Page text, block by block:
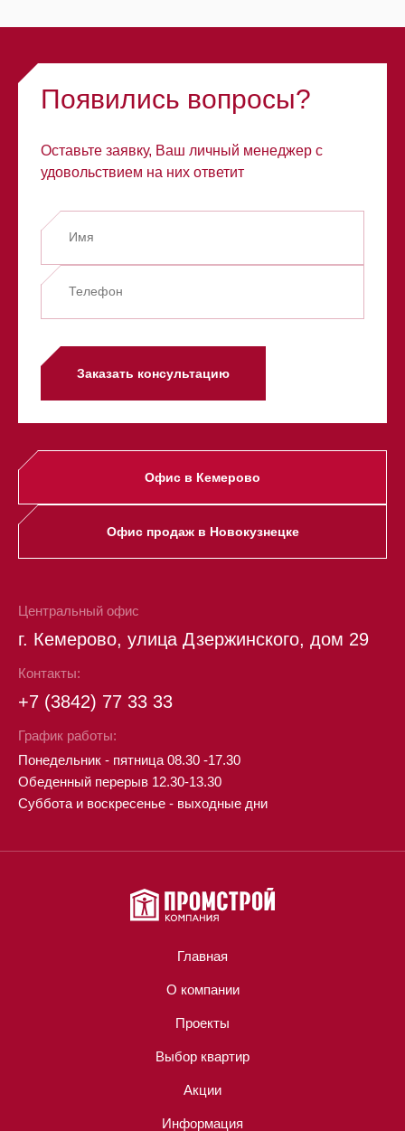
Появились вопросы?
Оставьте заявку, Ваш личный менеджер с
удовольствием на них ответит
Заказать консультацию
Офис в Кемерово
Офис продаж в Новокузнецке
Центральный офис
г. Кемерово, улица Дзержинского, дом 29
Контакты:
+7 (3842) 77 33 33
График работы:
Понедельник - пятница 08.30 -17.30
Обеденный перерыв 12.30-13.30
Суббота и воскресенье - выходные дни
Главная
О компании
Проекты
Выбор квартир
Акции
Информация